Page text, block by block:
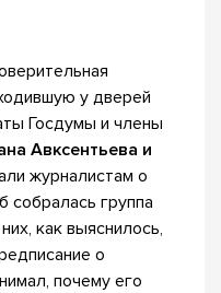
у дверей
Госдумы и члены
Авксентьева и
журналистам о
собралась группа
как выяснилось,
о
почему его